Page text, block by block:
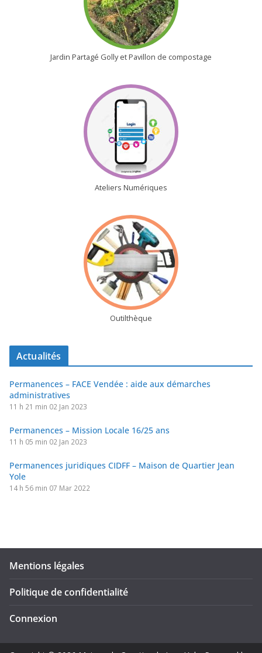
Jardin Partagé Golly et Pavillon de compostage
Ateliers Numériques
Outilthèque
Actualités
Permanences – FACE Vendée : aide aux démarches
administratives
11 h 21 min 02 Jan 2023
Permanences – Mission Locale 16/25 ans
11 h 05 min 02 Jan 2023
Permanences juridiques CIDFF – Maison de Quartier Jean
Yole
14 h 56 min 07 Mar 2022
Mentions légales
Politique de confidentialité
Connexion